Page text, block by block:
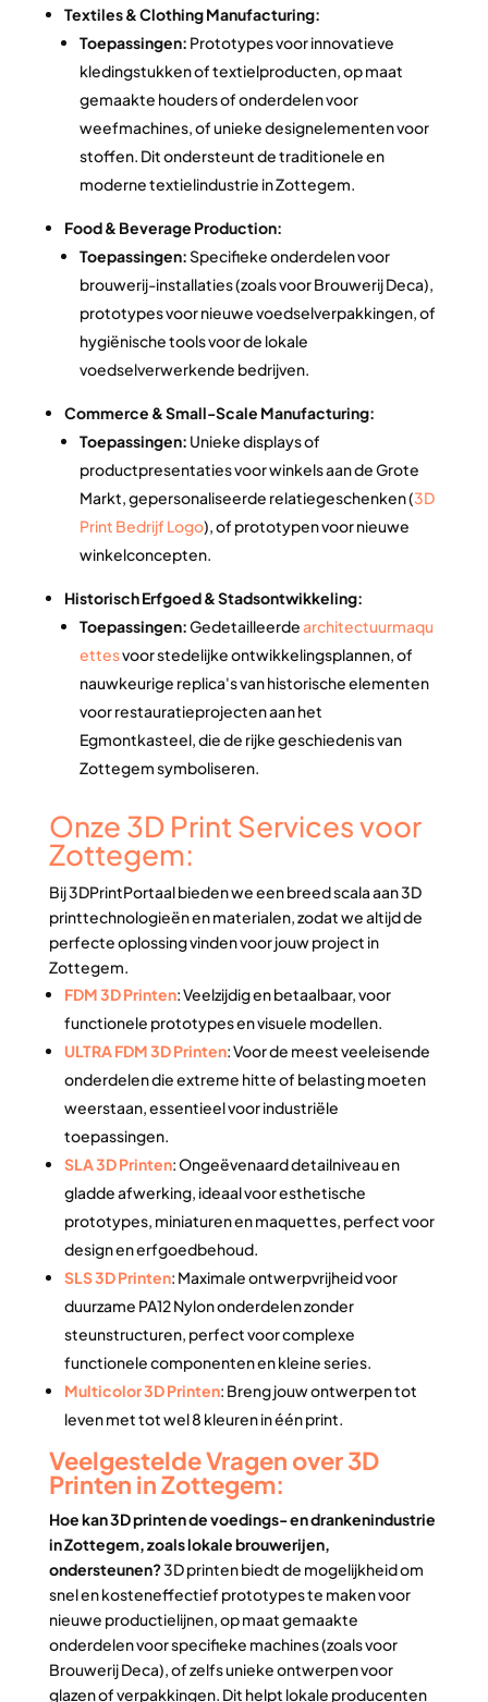
Textiles & Clothing Manufacturing:
Toepassingen: Prototypes voor innovatieve
kledingstukken of textielproducten, op maat
gemaakte houders of onderdelen voor
weefmachines, of unieke designelementen voor
stoffen. Dit ondersteunt de traditionele en
moderne textielindustrie in Zottegem.
Food & Beverage Production:
Toepassingen:Specifieke onderdelen voor
brouwerij-installaties (zoals voor Brouwerij Deca),
prototypes voor nieuwe voedselverpakkingen, of
hygiënische tools voor de lokale
voedselverwerkende bedrijven.
Commerce & Small-Scale Manufacturing:
Toepassingen: Unieke displays of
productpresentaties voor winkels aan de Grote
Markt, gepersonaliseerde relatiegeschenken (3D
Print Bedrijf Logo), of prototypen voor nieuwe
winkelconcepten.
Historisch Erfgoed & Stadsontwikkeling:
Toepassingen:Gedetailleerdearchitectuurmaqu
ettesvoor stedelijke ontwikkelingsplannen, of
nauwkeurige replica's van historische elementen
voor restauratieprojecten aan het
Egmontkasteel, die de rijke geschiedenis van
Zottegem symboliseren.
Onze 3D Print Services voor
Zottegem:
Bij 3DPrintPortaal bieden we een breed scala aan 3D
printtechnologieën en materialen, zodat we altijd de
perfecte oplossing vinden voor jouw project in
Zottegem.
FDM 3D Printen: Veelzijdig en betaalbaar, voor
functionele prototypes en visuele modellen.
ULTRA FDM 3D Printen: Voor de meest veeleisende
onderdelen die extreme hitte of belasting moeten
weerstaan, essentieel voor industriële
toepassingen.
SLA 3D Printen: Ongeëvenaard detailniveau en
gladde afwerking, ideaal voor esthetische
prototypes, miniaturen en maquettes, perfect voor
design en erfgoedbehoud.
SLS 3D Printen: Maximale ontwerpvrijheid voor
duurzame PA12 Nylon onderdelen zonder
steunstructuren, perfect voor complexe
functionele componenten en kleine series.
Multicolor 3D Printen: Breng jouw ontwerpen tot
leven met tot wel 8 kleuren in één print.
Veelgestelde Vragen over 3D
Printen in Zottegem:
Hoe kan 3D printen de voedings- en drankenindustrie
in Zottegem, zoals lokale brouwerijen,
ondersteunen?3D printen biedt de mogelijkheid om
snel en kosteneffectief prototypes te maken voor
nieuwe productielijnen, op maat gemaakte
onderdelen voor specifieke machines (zoals voor
Brouwerij Deca), of zelfs unieke ontwerpen voor
glazen of verpakkingen. Dit helpt lokale producenten